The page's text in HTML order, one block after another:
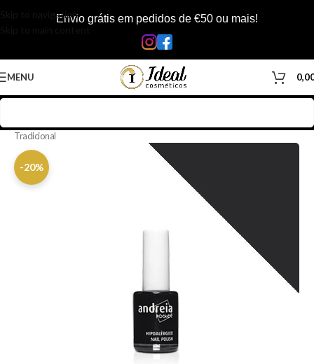
Skip to navigationEnvio grátis em pedidos de €50 ou mais!
MENU
Tradicional
-20%